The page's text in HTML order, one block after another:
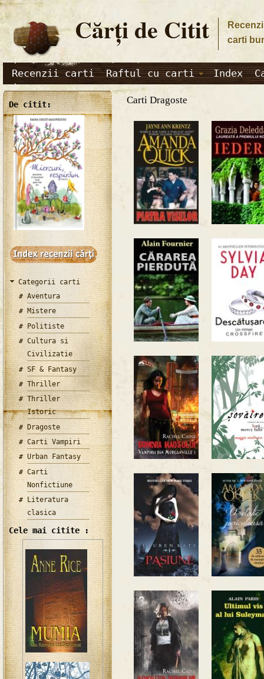
Cărţi de Citit
carti
Recenzii carti Raftul cu carti Index
De citit:
Categorii carti
Aventura
Mistere
Politiste
Cultura si
Civilizatie
SF & Fantasy
Thriller
Thriller
Istoric
Dragoste
Carti Vampiri
Urban Fantasy
Carti
Nonfictiune
Literatura
clasica
Cele mai citite :
Carti Dragoste